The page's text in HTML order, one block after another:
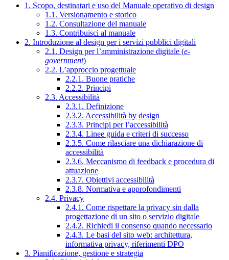
1. Scopo, destinatari e uso del Manuale operativo di design
1.1. Versionamento e storico
1.2. Consultazione del manuale
1.3. Contribuisci al manuale
2. Introduzione al design per i servizi pubblici digitali
2.1. Design per l’amministrazione digitale (e-
government)
2.2. L’approccio progettuale
2.2.1. Buone pratiche
2.2.2. Principi
2.3. Accessibilità
2.3.1. Definizione
2.3.2. Accessibilità by design
2.3.3. Principi per l’accessibilità
2.3.4. Linee guida e criteri di successo
2.3.5. Come rilasciare una dichiarazione di
accessibilità
2.3.6. Meccanismo di feedback e procedura di
attuazione
2.3.7. Obiettivi accessibilità
2.3.8. Normativa e approfondimenti
2.4. Privacy
2.4.1. Come rispettare la privacy sin dalla
progettazione di un sito o servizio digitale
2.4.2. Richiedi il consenso quando necessario
2.4.3. Le basi del sito web: architettura,
informativa privacy, riferimenti DPO
3. Pianificazione, gestione e strategia